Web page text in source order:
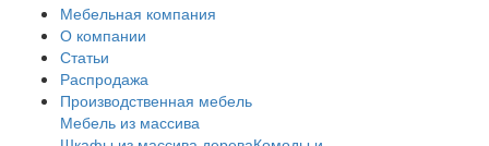
Мебельная компания
О компании
Статьи
Распродажа
Производственная мебель
Мебель из массива